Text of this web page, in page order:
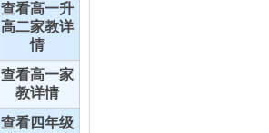
查看高一升
高二家教详
情
查看高一家
教详情
查看四年级